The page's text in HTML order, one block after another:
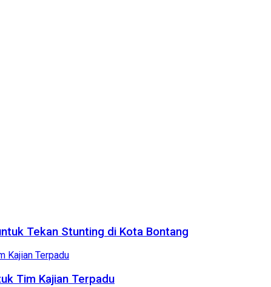
Tekan Stunting di Kota Bontang
Tim Kajian Terpadu